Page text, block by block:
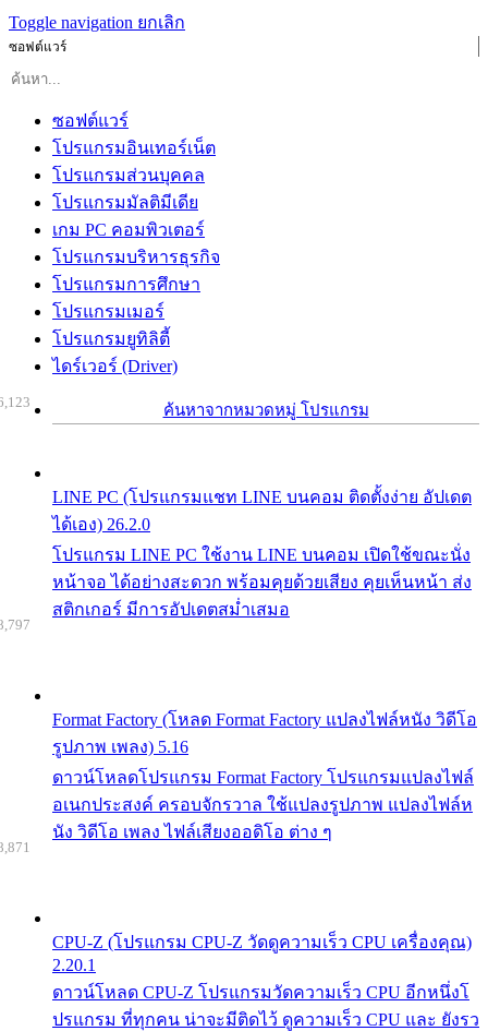
Toggle navigation ยกเลิก
ซอฟต์แวร์
ซอฟต์แวร์
โปรแกรมอินเทอร์เน็ต
โปรแกรมส่วนบุคคล
โปรแกรมมัลติมีเดีย
เกม PC คอมพิวเตอร์
โปรแกรมบริหารธุรกิจ
โปรแกรมการศึกษา
โปรแกรมเมอร์
โปรแกรมยูทิลิตี้
ไดร์เวอร์ (Driver)
ค้นหาจากหมวดหมู่ โปรแกรม
LINE PC (โปรแกรมแชท LINE บนคอม ติดตั้งง่าย อัปเดต
ได้เอง) 26.2.0
โปรแกรม LINE PC ใช้งาน LINE บนคอม เปิดใช้ขณะนั่ง
หน้าจอ ได้อย่างสะดวก พร้อมคุยด้วยเสียง คุยเห็นหน้า ส่ง
สติกเกอร์ มีการอัปเดตสม่ำเสมอ
Format Factory (โหลด Format Factory แปลงไฟล์หนัง วิดีโอ
รูปภาพ เพลง) 5.16
ดาวน์โหลดโปรแกรม Format Factory โปรแกรมแปลงไฟล์
อเนกประสงค์ ครอบจักรวาล ใช้แปลงรูปภาพ แปลงไฟล์ห
นัง วิดีโอ เพลง ไฟล์เสียงออดิโอ ต่าง ๆ
CPU-Z (โปรแกรม CPU-Z วัดดูความเร็ว CPU เครื่องคุณ)
2.20.1
ดาวน์โหลด CPU-Z โปรแกรมวัดความเร็ว CPU อีกหนึ่งโ
ปรแกรม ที่ทุกคน น่าจะมีติดไว้ ดูความเร็ว CPU และ ยังรว